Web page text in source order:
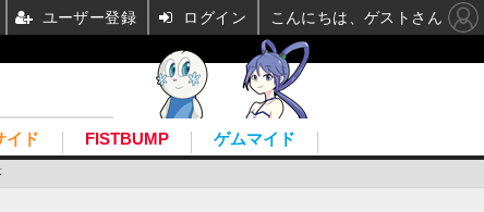
イド FISTBUMP ゲムマイド
ユーザー登録 ログイン こんにちは、ゲストさん